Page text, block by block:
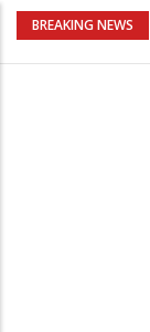
BREAKING NEWS